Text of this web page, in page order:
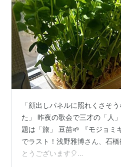
「顔出しパネルに照れくさそ
た」 昨夜の歌会で三才の「人
題は「旅」 豆苗🌱 『モジョミ
でラスト！浅野雅博さん、石
とうございます🎈